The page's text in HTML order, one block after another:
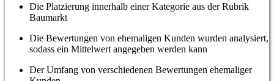
Die Platzierung innerhalb einer Kategorie aus der Rubrik
Baumarkt
Die Bewertungen von ehemaligen Kunden wurden analysiert,
sodass ein Mittelwert angegeben werden kann
Der Umfang von verschiedenen Bewertungen ehemaliger